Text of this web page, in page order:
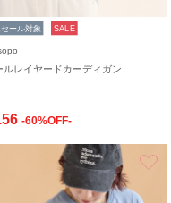
ール対象 SALE
ルレイヤードカーディガン
-60%OFF-